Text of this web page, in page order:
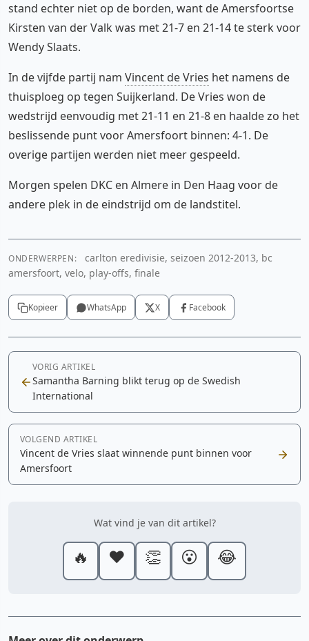
stand echter niet op de borden, want de Amersfoortse
Kirsten van der Valk was met 21-7 en 21-14 te sterk voor
Wendy Slaats.
In de vijfde partij nam Vincent de Vries het namens de
thuisploeg op tegen Suijkerland. De Vries won de
wedstrijd eenvoudig met 21-11 en 21-8 en haalde zo het
beslissende punt voor Amersfoort binnen: 4-1. De
overige partijen werden niet meer gespeeld.
Morgen spelen DKC en Almere in Den Haag voor de
andere plek in de eindstrijd om de landstitel.
ONDERWERPEN:
carlton eredivisie, seizoen 2012-2013, bc
amersfoort, velo, play-offs, finale
Kopieer WhatsApp X Facebook
VORIG ARTIKEL
Samantha Barning blikt terug op de Swedish
International
VOLGEND ARTIKEL
Vincent de Vries slaat winnende punt binnen voor
Amersfoort
Wat vind je van dit artikel?
🔥 ❤️ 👏 😮 😂